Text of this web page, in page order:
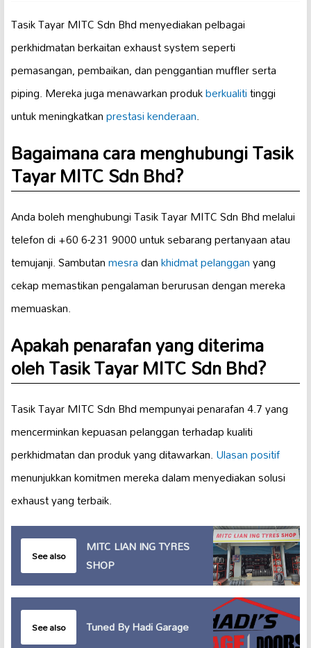
Tasik Tayar MITC Sdn Bhd menyediakan pelbagai
perkhidmatan berkaitan exhaust system seperti
pemasangan, pembaikan, dan penggantian muffler serta
piping. Mereka juga menawarkan produkberkualititinggi
untuk meningkatkanprestasi kenderaan.
Bagaimana cara menghubungi Tasik
Tayar MITC Sdn Bhd?
Anda boleh menghubungi Tasik Tayar MITC Sdn Bhd melalui
telefon di +60 6-231 9000 untuk sebarang pertanyaan atau
temujanji. Sambutanmesradankhidmat pelangganyang
cekap memastikan pengalaman berurusan dengan mereka
memuaskan.
Apakah penarafan yang diterima
oleh Tasik Tayar MITC Sdn Bhd?
Tasik Tayar MITC Sdn Bhd mempunyai penarafan 4.7 yang
mencerminkan kepuasan pelanggan terhadap kualiti
perkhidmatan dan produk yang ditawarkan.Ulasan positif
menunjukkan komitmen mereka dalam menyediakan solusi
exhaust yang terbaik.
See also
MITC LIAN ING TYRES
SHOP
See also Tuned By Hadi Garage